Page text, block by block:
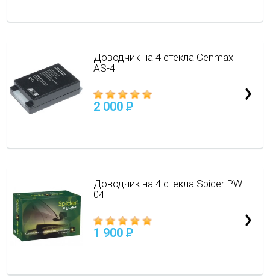
Доводчик на 4 стекла Cenmax
AS-4
2 000 P
Доводчик на 4 стекла Spider PW-
04
1 900 P